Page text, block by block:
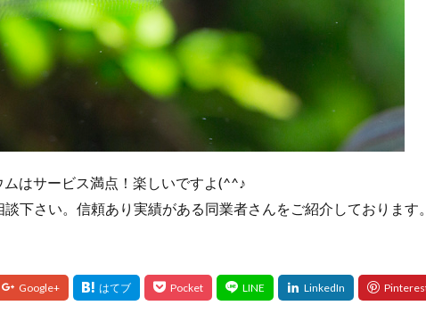
ムはサービス満点！楽しいですよ(^^♪
下さい。信頼あり実績がある同業者さんをご紹介しております。